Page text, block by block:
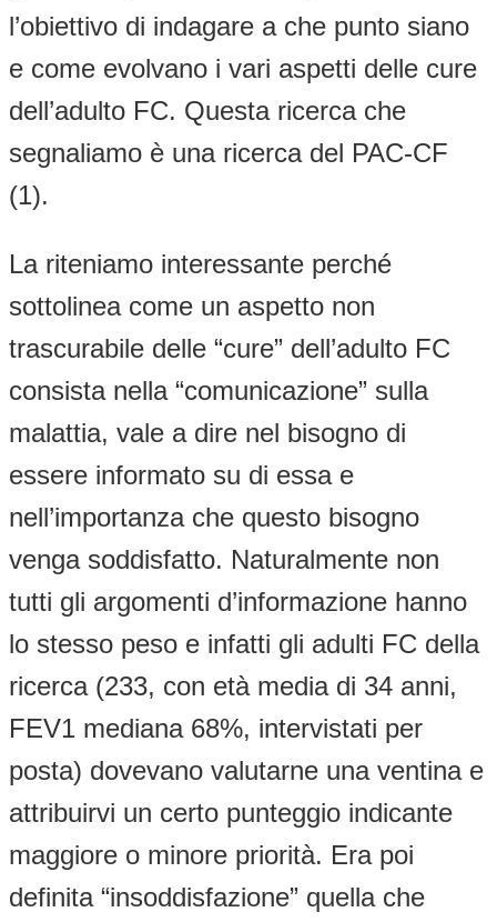
l’obiettivo di indagare a che punto siano
e come evolvano i vari aspetti delle cure
dell’adulto FC. Questa ricerca che
segnaliamo è una ricerca del PAC-CF
(1).
La riteniamo interessante perché
sottolinea come un aspetto non
trascurabile delle “cure” dell’adulto FC
consista nella “comunicazione” sulla
malattia, vale a dire nel bisogno di
essere informato su di essa e
nell’importanza che questo bisogno
venga soddisfatto. Naturalmente non
tutti gli argomenti d’informazione hanno
lo stesso peso e infatti gli adulti FC della
ricerca (233, con età media di 34 anni,
FEV1 mediana 68%, intervistati per
posta) dovevano valutarne una ventina e
attribuirvi un certo punteggio indicante
maggiore o minore priorità. Era poi
definita “insoddisfazione” quella che